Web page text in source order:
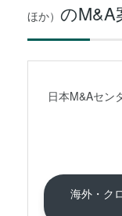
ほか） のM&A
日本M&Aセン
海外・ク